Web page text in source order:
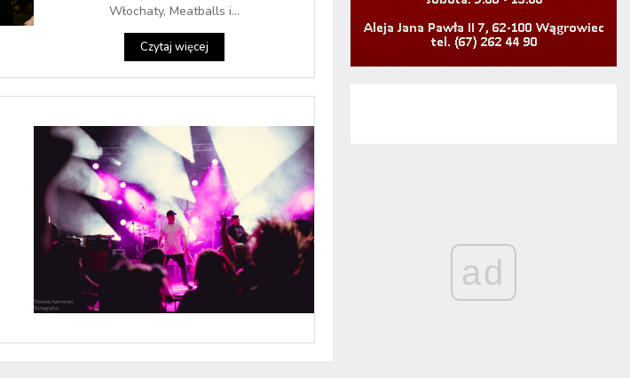
Włochaty, Meatballs i...
Czytaj więcej
ad